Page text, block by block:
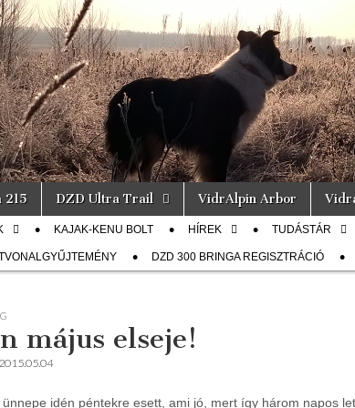
215 DZD Ultra Trail VidrAlpin Arbor
KAJAK-KENU BOLT HÍREK TUDÁSTÁR
DZD 300 BRINGA REGISZTRÁCIÓ
május elseje!
2015.05.04
ünnepe idén péntekre esett, ami jó, mert így három napos